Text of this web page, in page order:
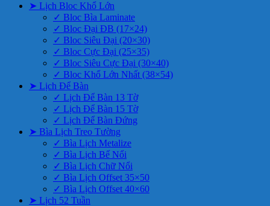
➤ Lịch Bloc Khổ Lớn
✓ Bloc Bìa Laminate
✓ Bloc Đại ĐB (17×24)
✓ Bloc Siêu Đại (20×30)
✓ Bloc Cực Đại (25×35)
✓ Bloc Siêu Cực Đại (30×40)
✓ Bloc Khổ Lớn Nhất (38×54)
➤ Lịch Để Bàn
✓ Lịch Để Bàn 13 Tờ
✓ Lịch Để Bàn 15 Tờ
✓ Lịch Để Bàn Đứng
➤ Bìa Lịch Treo Tường
✓ Bìa Lịch Metalize
✓ Bìa Lịch Bế Nổi
✓ Bìa Lịch Chữ Nổi
✓ Bìa Lịch Offset 35×50
✓ Bìa Lịch Offset 40×60
➤ Lịch 52 Tuần